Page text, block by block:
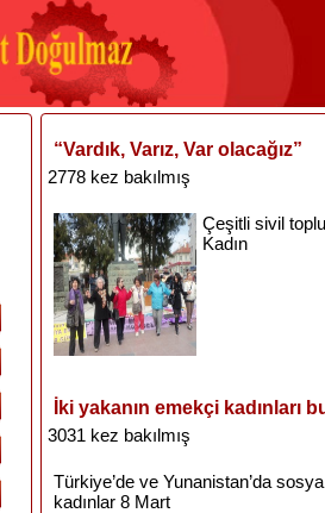
“Vardık, Varız, Var olacağız”
2778 kez bakılmış
Çeşitli sivil
Kadın
İki yakanın emekçi kadınları
3031 kez bakılmış
Türkiye’de ve Yunanistan’da
kadınlar 8 Mart